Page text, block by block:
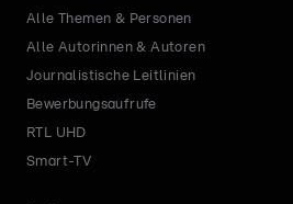
Alle Themen & Personen
Alle Autorinnen & Autoren
Journalistische Leitlinien
Bewerbungsaufrufe
RTL UHD
Smart-TV